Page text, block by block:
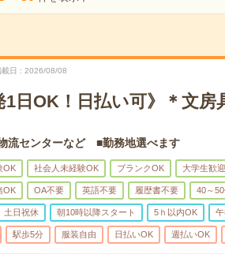
日 2026/08/08
1日OK！日払い可》＊文
流センターなど ■勤務地選べます
OK 社会人未経験OK ブランクOK 大学生歓迎
OK OA不要 英語不要 履歴書不要 40～
土日祝休 朝10時以降スタート 5ｈ以内OK
駅歩5分 服装自由 日払いOK 週払いOK